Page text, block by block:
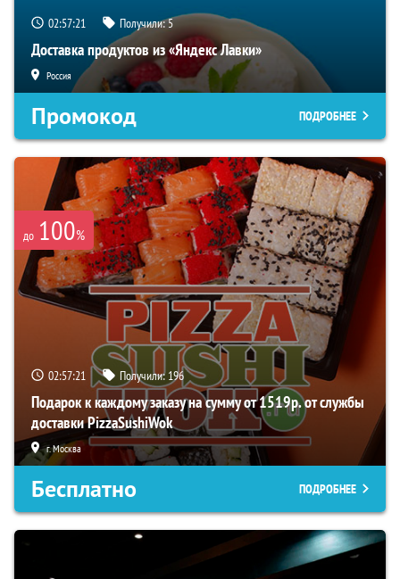
02:57:20 Получили:5
Доставка продуктов из «Яндекс Лавки»
Россия
Промокод ПОДРОБНЕЕ
до 100%
02:57:20 Получили:196
Подарок к каждому заказу на сумму от 1519р. от службы
доставки PizzaSushiWok
г. Москва
Бесплатно ПОДРОБНЕЕ